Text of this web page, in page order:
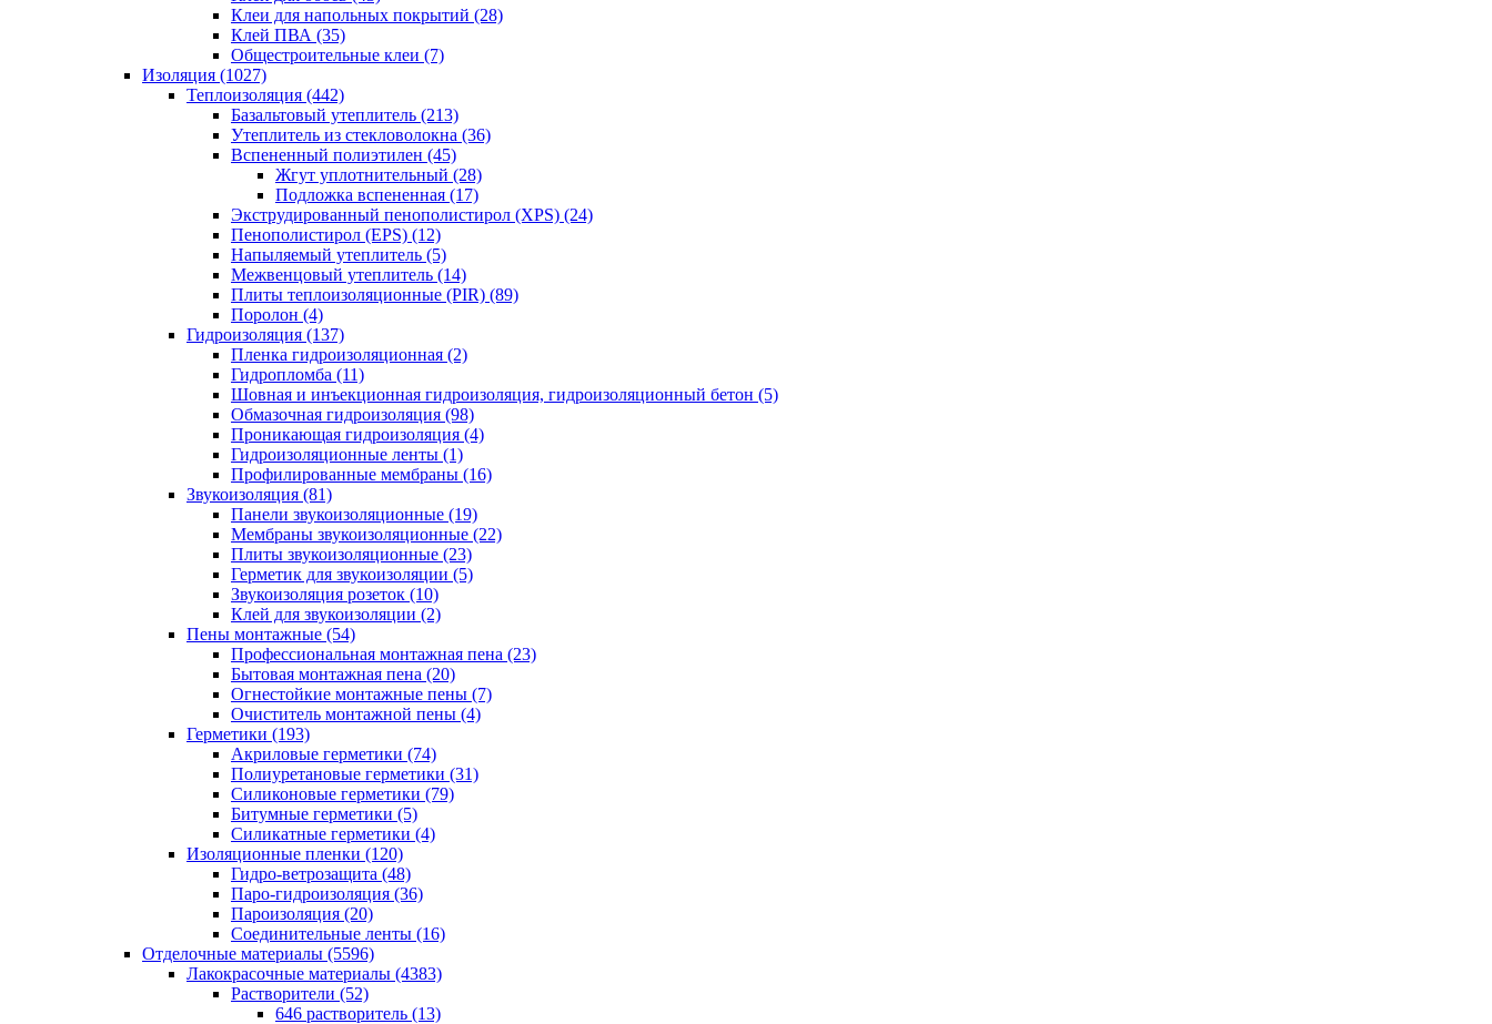
Клеи для напольных покрытий (28)
Клей ПВА (35)
Общестроительные клеи (7)
Изоляция (1027)
Теплоизоляция (442)
Базальтовый утеплитель (213)
Утеплитель из стекловолокна (36)
Вспененный полиэтилен (45)
Жгут уплотнительный (28)
Подложка вспененная (17)
Экструдированный пенополистирол (XPS) (24)
Пенополистирол (EPS) (12)
Напыляемый утеплитель (5)
Межвенцовый утеплитель (14)
Плиты теплоизоляционные (PIR) (89)
Поролон (4)
Гидроизоляция (137)
Пленка гидроизоляционная (2)
Гидропломба (11)
Шовная и инъекционная гидроизоляция, гидроизоляционный бетон (5)
Обмазочная гидроизоляция (98)
Проникающая гидроизоляция (4)
Гидроизоляционные ленты (1)
Профилированные мембраны (16)
Звукоизоляция (81)
Панели звукоизоляционные (19)
Мембраны звукоизоляционные (22)
Плиты звукоизоляционные (23)
Герметик для звукоизоляции (5)
Звукоизоляция розеток (10)
Клей для звукоизоляции (2)
Пены монтажные (54)
Профессиональная монтажная пена (23)
Бытовая монтажная пена (20)
Огнестойкие монтажные пены (7)
Очиститель монтажной пены (4)
Герметики (193)
Акриловые герметики (74)
Полиуретановые герметики (31)
Силиконовые герметики (79)
Битумные герметики (5)
Силикатные герметики (4)
Изоляционные пленки (120)
Гидро-ветрозащита (48)
Паро-гидроизоляция (36)
Пароизоляция (20)
Соединительные ленты (16)
Отделочные материалы (5596)
Лакокрасочные материалы (4383)
Растворители (52)
646 растворитель (13)